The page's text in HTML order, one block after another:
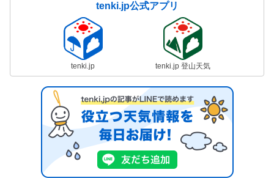
tenki.jp公式アプリ
tenki.jp tenki.jp 登山天気